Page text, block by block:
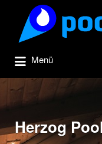
Suchen
nach:
Menü
Herzog